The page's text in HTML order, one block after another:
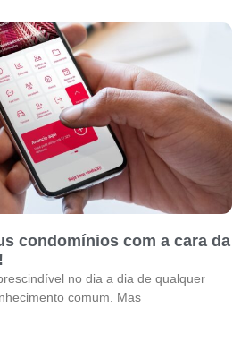
condomínios com a cara da
no dia a dia de qualquer
comum. Mas